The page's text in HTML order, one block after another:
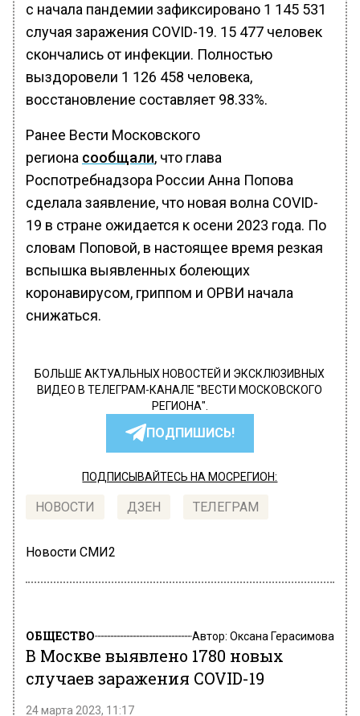
с начала пандемии зафиксировано 1 145 531
случая заражения COVID-19. 15 477 человек
скончались от инфекции. Полностью
выздоровели 1 126 458 человека,
восстановление составляет 98.33%.
Ранее Вести Московского
региона сообщали, что глава
Роспотребнадзора России Анна Попова
сделала заявление, что новая волна COVID-
19 в стране ожидается к осени 2023 года. По
словам Поповой, в настоящее время резкая
вспышка выявленных болеющих
коронавирусом, гриппом и ОРВИ начала
снижаться.
БОЛЬШЕ АКТУАЛЬНЫХ НОВОСТЕЙ И ЭКСКЛЮЗИВНЫХ
ВИДЕО В ТЕЛЕГРАМ-КАНАЛЕ "ВЕСТИ МОСКОВСКОГО
РЕГИОНА".
ПОДПИШИСЬ!
ПОДПИСЫВАЙТЕСЬ НА МОСРЕГИОН:
НОВОСТИ ДЗЕН ТЕЛЕГРАМ
Новости СМИ2
ОБЩЕСТВО Автор: Оксана Герасимова
В Москве выявлено 1780 новых
случаев заражения COVID-19
24 марта 2023, 11:17